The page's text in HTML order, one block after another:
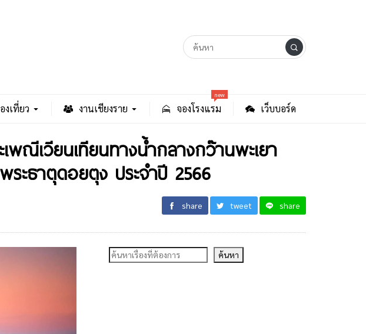
งเที่ยว งานเชียงราย จองโรงแรม
new
เว็บบอร์ด
พณีเวียนเทียนทางน้ำกลางกว๊านพะเยา
ระธาตุดอยตุง ประจำปี 2566
share tweet share
ค้นหา ค้นหา